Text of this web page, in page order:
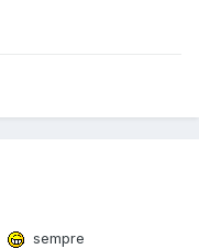
sempre